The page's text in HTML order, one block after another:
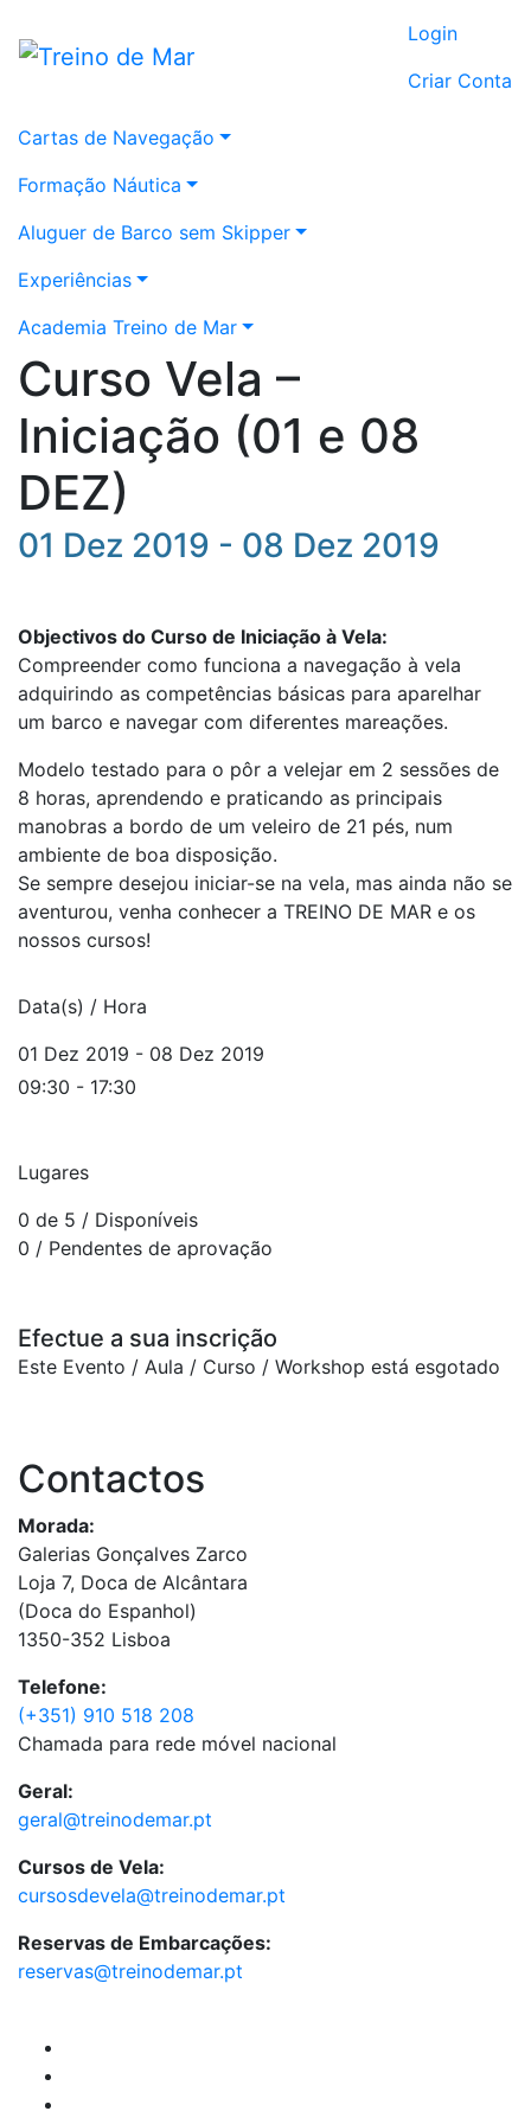
Login
Criar Conta
Cartas de Navegação
Formação Náutica
Aluguer de Barco sem Skipper
Experiências
Academia Treino de Mar
Curso Vela –
Iniciação (01 e 08
DEZ)
01 Dez 2019 - 08 Dez 2019
Objectivos do Curso de Iniciação à Vela:
Compreender como funciona a navegação à vela
adquirindo as competências básicas para aparelhar
um barco e navegar com diferentes mareações.
Modelo testado para o pôr a velejar em 2 sessões de
8 horas, aprendendo e praticando as principais
manobras a bordo de um veleiro de 21 pés, num
ambiente de boa disposição.
Se sempre desejou iniciar-se na vela, mas ainda não se
aventurou, venha conhecer a TREINO DE MAR e os
nossos cursos!
Data(s) / Hora
01 Dez 2019 - 08 Dez 2019
09:30 - 17:30
Lugares
0 de 5 / Disponíveis
0 / Pendentes de aprovação
Efectue a sua inscrição
Este Evento / Aula / Curso / Workshop está esgotado
Contactos
Morada:
Galerias Gonçalves Zarco
Loja 7, Doca de Alcântara
(Doca do Espanhol)
1350-352 Lisboa
Telefone:
(+351) 910 518 208
Chamada para rede móvel nacional
Geral:
geral@treinodemar.pt
Cursos de Vela:
cursosdevela@treinodemar.pt
Reservas de Embarcações:
reservas@treinodemar.pt